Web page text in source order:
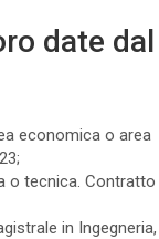
date dal
economica o area
o tecnica. Contratto
in Ingegneria,